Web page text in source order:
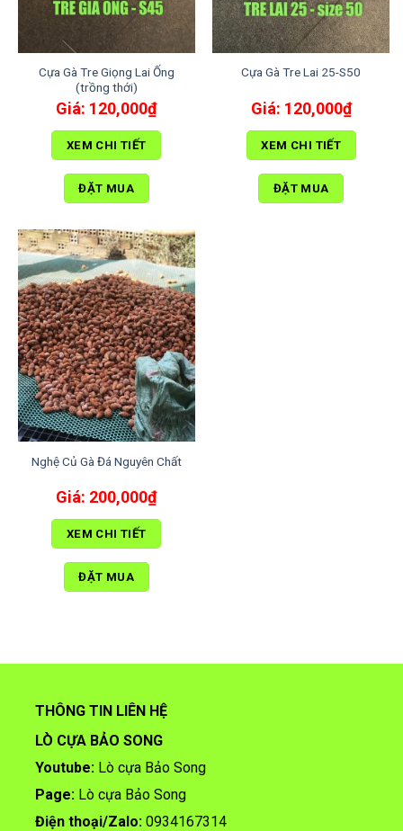
Cựa Gà Tre Giọng Lai Ống
(trồng thới)
120,000₫
XEM CHI TIẾT
ĐẶT MUA
Cựa Gà Tre Lai 25-S50
120,000₫
XEM CHI TIẾT
ĐẶT MUA
Nghệ Củ Gà Đá Nguyên Chất
200,000₫
XEM CHI TIẾT
ĐẶT MUA
THÔNG TIN LIÊN HỆ
LÒ CỰA BẢO SONG
Youtube: Lò cựa Bảo Song
Page: Lò cựa Bảo Song
Điện thoại/Zalo: 0934167314